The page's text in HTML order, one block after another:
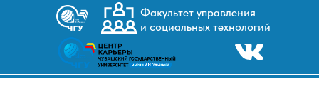
Факультет управления
и социальных технологий